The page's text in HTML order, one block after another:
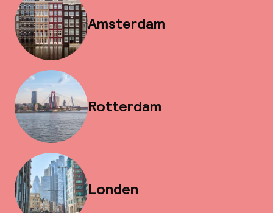
Amsterdam
Rotterdam
Londen